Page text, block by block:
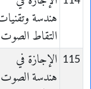
هندسة
التقاط الصوت
115 الإجازة في
هندسة الصوت